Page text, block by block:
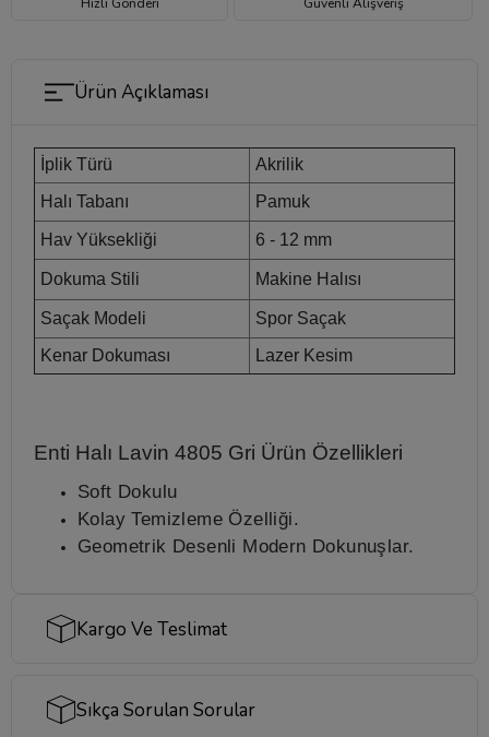
Ürün Açıklaması
İplik Türü
Akrilik
Halı Tabanı
Pamuk
Hav Yüksekliği 6 - 12 mm
Dokuma Stili Makine Halısı
Saçak Modeli
Spor Saçak
Kenar Dokuması
Lazer Kesim
Enti Halı Lavin 4805 Gri Ürün Özellikleri
Soft Dokulu
Kolay Temizleme Özelliği.
Geometrik Desenli Modern Dokunuşlar.
Kargo Ve Teslimat
Sıkça Sorulan Sorular